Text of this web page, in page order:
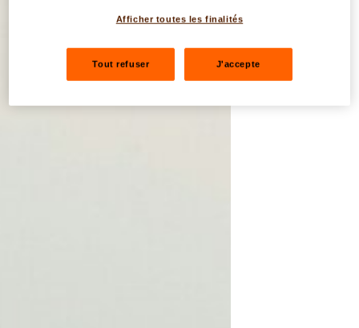
Afficher toutes les finalités
Tout refuser J'accepte